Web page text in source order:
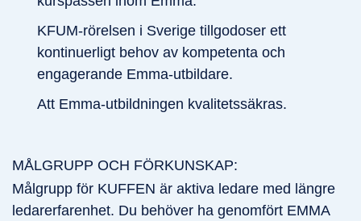
KFUM-rörelsen i Sverige tillgodoser ett
kontinuerligt behov av kompetenta och
engagerande Emma-utbildare.
Att Emma-utbildningen kvalitetssäkras.
MÅLGRUPP OCH FÖRKUNSKAP:
Målgrupp för KUFFEN är aktiva ledare med längre
ledarerfarenhet. Du behöver ha genomfört EMMA